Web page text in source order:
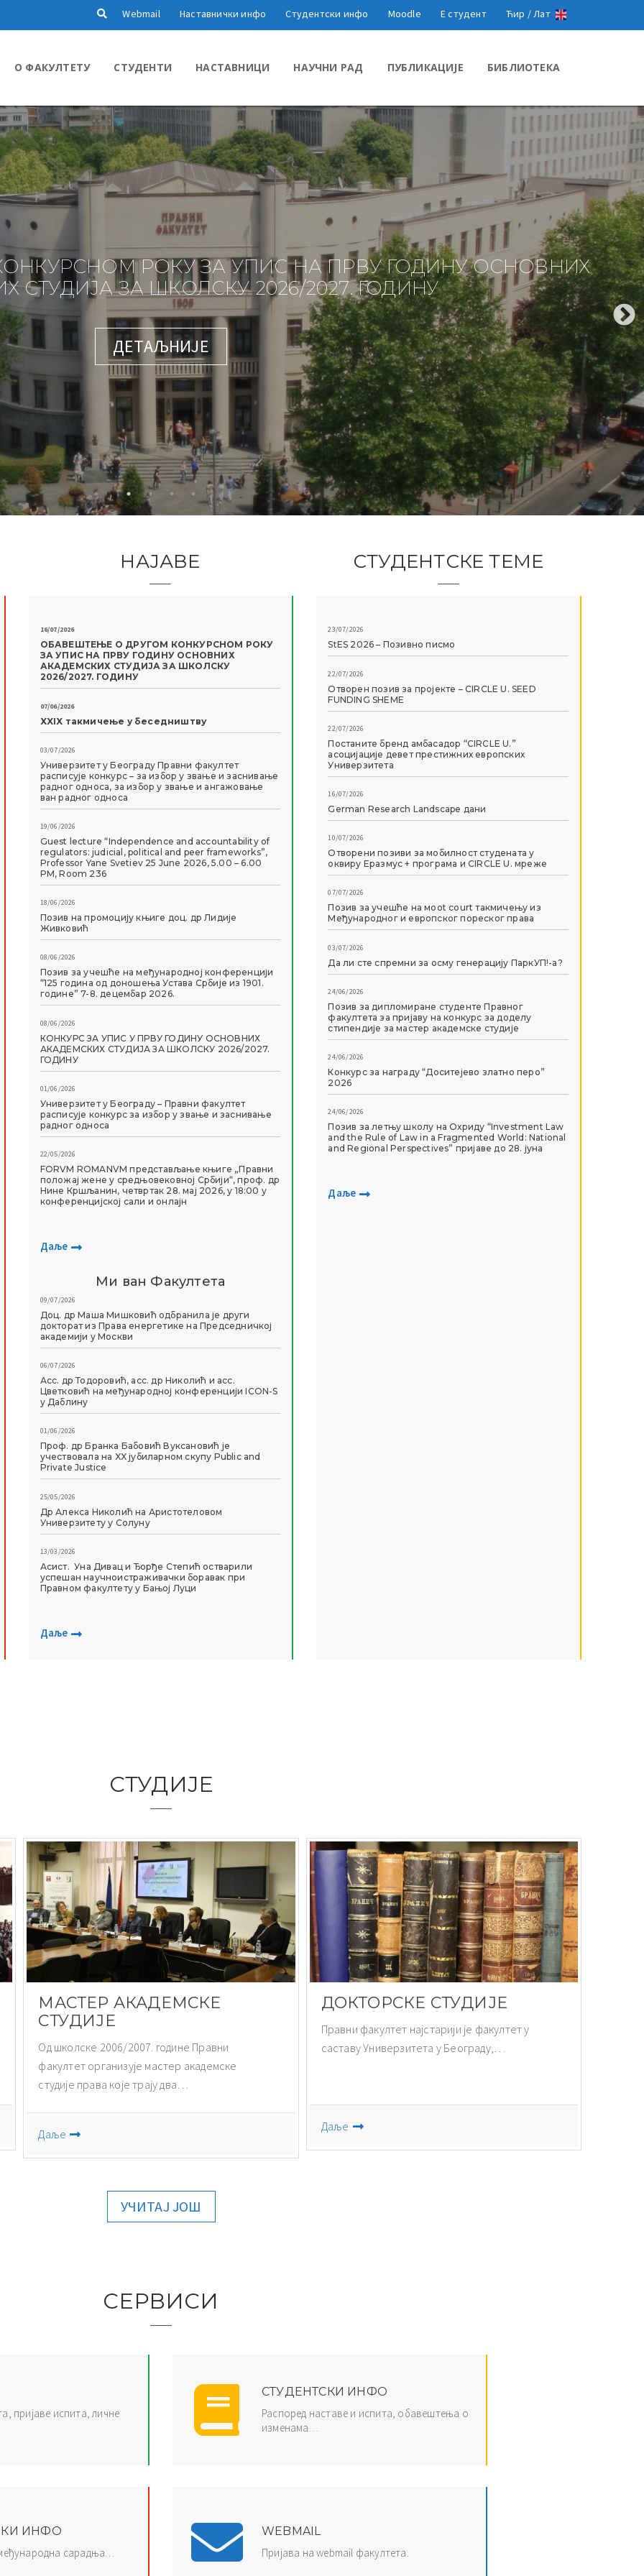
Webmail Наставнички инфо Студентски инфо Moodle Е студент Ћир /Лат
О ФАКУЛТЕТУ СТУДЕНТИ НАСТАВНИЦИ НАУЧНИ РАД ПУБЛИКАЦИЈЕ БИБЛИОТЕКА
РОКУ ЗА УПИС НА ПРВУ ГОДИНУ ОСНОВНИХ
СТУДИЈА ЗА ШКОЛСКУ 2026/2027. ГОДИНУ
ДЕТАЉНИЈЕ
НАЈАВЕ
16/07/2026
ОБАВЕШТЕЊЕ О ДРУГОМ КОНКУРСНОМ РОКУ
ЗА УПИС НА ПРВУ ГОДИНУ ОСНОВНИХ
АКАДЕМСКИХ СТУДИЈА ЗА ШКОЛСКУ
2026/2027. ГОДИНУ
07/06/2026
XXIX такмичење у беседништву
03/07/2026
Универзитет у Београду Правни факултет
расписује конкурс – за избор у звање и заснивање
радног односа, за избор у звање и ангажовање
ван радног односа
19/06/2026
Guest lecture “Independence and accountability of
regulators: judicial, political and peer frameworks”,
Professor Yane Svetiev 25 June 2026, 5.00 – 6.00
PM, Room 236
18/06/2026
Позив на промоцију књиге доц. др Лидије
Живковић
08/06/2026
Позив за учешће на међународној конференцији
“125 година од доношења Устава Србије из 1901.
године” 7-8. децембар 2026.
08/06/2026
КОНКУРС ЗА УПИС У ПРВУ ГОДИНУ ОСНОВНИХ
АКАДЕМСКИХ СТУДИЈА ЗА ШКОЛСКУ 2026/2027.
ГОДИНУ
01/06/2026
Универзитет у Београду – Правни факултет
расписује конкурс за избор у звање и заснивање
радног односа
22/05/2026
FORVM ROMANVM представљање књиге „Правни
положај жене у средњовековној Србији“, проф. др
Нине Кршљанин, четвртак 28. мај 2026, у 18:00 у
конференцијској сали и онлајн
Даље
Ми ван Факултета
09/07/2026
Доц. др Маша Мишковић одбранила је други
докторат из Права енергетике на Председничкој
академији у Москви
06/07/2026
Асс. др Тодоровић, асс. др Николић и асс.
Цветковић на међународној конференцији ICON-S
у Даблину
01/06/2026
Проф. др Бранка Бабовић Вуксановић је
учествовала на XX јубиларном скупу Public and
Private Justice
25/05/2026
Др Алекса Николић на Аристотеловом
Универзитету у Солуну
13/03/2026
Асист. Уна Дивац и Ђорђе Степић остварили
успешан научноистраживачки боравак при
Правном факултету у Бањој Луци
Даље
СТУДЕНТСКЕ ТЕМЕ
23/07/2026
StES 2026 – Позивно писмо
22/07/2026
Отворен позив за пројекте – CIRCLE U. SEED
FUNDING SHEME
22/07/2026
Постаните бренд амбасадор “CIRCLE U.”
асоцијације девет престижних европских
Универзитета
16/07/2026
German Research Landscape дани
10/07/2026
Отворени позиви за мобилност студената у
оквиру Еразмус + програма и CIRCLE U. мреже
07/07/2026
Позив за учешће на мoot court такмичењу из
Међународног и европског пореског права
03/07/2026
Да ли сте спремни за осму генерацију ПаркУП!-а?
24/06/2026
Позив за дипломиране студенте Правног
факултета за пријаву на конкурс за доделу
стипендије за мастер академске студије
24/06/2026
Конкурс за награду “Доситејево златно перо”
2026
24/06/2026
Позив за летњу школу на Охриду “Investment Law
and the Rule of Law in a Fragmented World: National
and Regional Perspectives” пријаве до 28. јуна
Даље
СТУДИЈЕ
МАСТЕР АКАДЕМСКЕ
СТУДИЈЕ
Од школске 2006/2007. године Правни
факултет организује мастер академске
студије права које трају два…
Даље
ДОКТОРСКЕ СТУДИЈЕ
Правни факултет најстарији је факултет у
саставу Универзитета у Београду,…
Даље
УЧИТАЈ ЈОШ
СЕРВИСИ
пријаве испита, личне
СТУДЕНТСКИ ИНФО
Распоред наставе и испита, обавештења о
изменама…
ИНФО
сарадња…
WEBMAIL
Пријава на webmail факултета.